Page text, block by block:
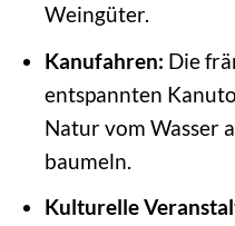
Weingüter.
Kanufahren: Die
entspannten
Natur vom Wasser
baumeln.
Kulturelle